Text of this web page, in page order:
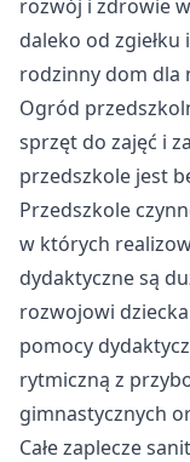
rozwój i zdrowie
daleko od
rodzinny dom dla
Ogród
sprzęt do zajęć i
przedszkole jest
Przedszkole
w których
dydaktyczne są
rozwojowi
pomocy
rytmiczną z
gimnastycznych
Całe zaplecze